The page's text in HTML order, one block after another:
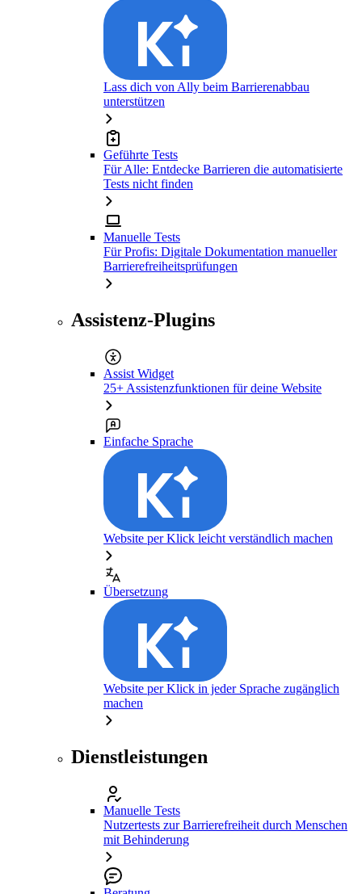
Lass dich von Ally beim Barrierenabbau
unterstützen
Geführte Tests
Für Alle: Entdecke Barrieren die automatisierte
Tests nicht finden
Manuelle Tests
Für Profis: Digitale Dokumentation manueller
Barrierefreiheitsprüfungen
Assistenz-Plugins
Assist Widget
25+ Assistenzfunktionen für deine Website
Einfache Sprache
Website per Klick leicht verständlich machen
Übersetzung
Website per Klick in jeder Sprache zugänglich
machen
Dienstleistungen
Manuelle Tests
Nutzertests zur Barrierefreiheit durch Menschen
mit Behinderung